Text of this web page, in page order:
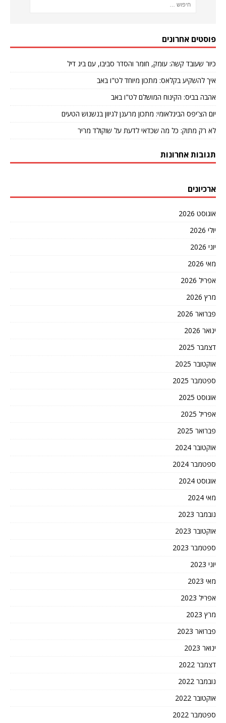
פוסטים אחרונים
כיור שעובד קשה: עומק, חומר והסדר סביבו, עם ביג דיל
איך להשקיע בקלאס: מתכון מיוחד לט"ו באב
אהבה בביס: הקינוח המושלם לט"ו באב
יום הצ'יפס הבינלאומי: מתכון מרענן לגיוון בנשנוש הטעים
לא רק מתוק: כל מה שכדאי לדעת על שוקולד מריר
תגובות אחרונות
ארכיונים
אוגוסט 2026
יולי 2026
יוני 2026
מאי 2026
אפריל 2026
מרץ 2026
פברואר 2026
ינואר 2026
דצמבר 2025
אוקטובר 2025
ספטמבר 2025
אוגוסט 2025
אפריל 2025
פברואר 2025
אוקטובר 2024
ספטמבר 2024
אוגוסט 2024
מאי 2024
נובמבר 2023
אוקטובר 2023
ספטמבר 2023
יוני 2023
מאי 2023
אפריל 2023
מרץ 2023
פברואר 2023
ינואר 2023
דצמבר 2022
נובמבר 2022
אוקטובר 2022
ספטמבר 2022